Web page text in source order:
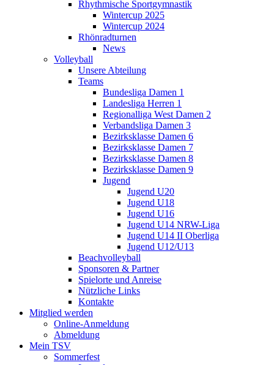
Rhythmische Sportgymnastik
Wintercup 2025
Wintercup 2024
Rhönradturnen
News
Volleyball
Unsere Abteilung
Teams
Bundesliga Damen 1
Landesliga Herren 1
Regionalliga West Damen 2
Verbandsliga Damen 3
Bezirksklasse Damen 6
Bezirksklasse Damen 7
Bezirksklasse Damen 8
Bezirksklasse Damen 9
Jugend
Jugend U20
Jugend U18
Jugend U16
Jugend U14 NRW-Liga
Jugend U14 II Oberliga
Jugend U12/U13
Beachvolleyball
Sponsoren & Partner
Spielorte und Anreise
Nützliche Links
Kontakte
Mitglied werden
Online-Anmeldung
Abmeldung
Mein TSV
Sommerfest